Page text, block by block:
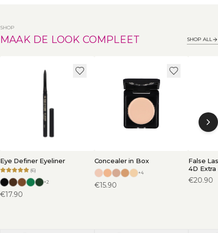
SHOP
MAAK DE LOOK COMPLEET SHOP ALL
Eye Definer Eyeliner
(6)
+2
€17.90
Concealer in Box
+4
€15.90
False
4D
€20.90